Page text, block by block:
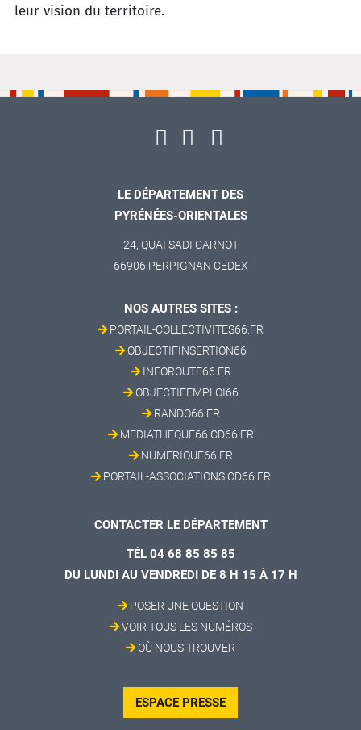
leur vision du territoire.
LE DÉPARTEMENT DES
PYRÉNÉES-ORIENTALES
24, QUAI SADI CARNOT
66906 PERPIGNAN CEDEX
NOS AUTRES SITES :
PORTAIL-COLLECTIVITES66.FR
OBJECTIFINSERTION66
INFOROUTE66.FR
OBJECTIFEMPLOI66
RANDO66.FR
MEDIATHEQUE66.CD66.FR
NUMERIQUE66.FR
PORTAIL-ASSOCIATIONS.CD66.FR
CONTACTER LE DÉPARTEMENT
TÉL 04 68 85 85 85
DU LUNDI AU VENDREDI DE 8 H 15 À 17 H
POSER UNE QUESTION
VOIR TOUS LES NUMÉROS
OÙ NOUS TROUVER
ESPACE PRESSE